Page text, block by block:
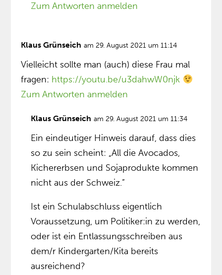
Zum Antworten anmelden
Klaus Grünseich am 29. August 2021 um 11:14
Vielleicht sollte man (auch) diese Frau mal
fragen: https://youtu.be/u3dahwW0njk
Zum Antworten anmelden
Klaus Grünseich am 29. August 2021 um 11:34
Ein eindeutiger Hinweis darauf, dass dies
so zu sein scheint: „All die Avocados,
Kichererbsen und Sojaprodukte kommen
nicht aus der Schweiz.”
Ist ein Schulabschluss eigentlich
Voraussetzung, um Politiker:in zu werden,
oder ist ein Entlassungsschreiben aus
dem/r Kindergarten/Kita bereits
ausreichend?